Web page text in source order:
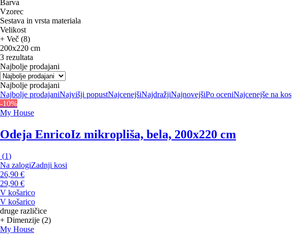
Barva
Vzorec
Sestava in vrsta materiala
Velikost
+ Več (8)
200x220 cm
3 rezultata
Najbolje prodajani
Najbolje prodajani
Najbolje prodajaniNajvišji popustNajcenejšiNajdražjiNajnovejšiPo oceniNajcenejše na kos
-10%
My House
Odeja EnricoIz mikropliša, bela, 200x220 cm
(1)
Na zalogiZadnji kosi
26,90 €
29,90 €
V košarico
V košarico
druge različice
+ Dimenzije (2)
My House